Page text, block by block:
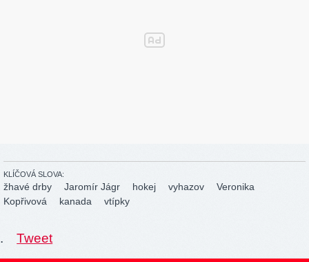
KLÍČOVÁ SLOVA:
žhavé drby Jaromír Jágr hokej vyhazov
Veronika
Kopřivová
kanada vtípky
. Tweet